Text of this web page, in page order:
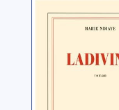
Ladivine
Ndiaye, Marie